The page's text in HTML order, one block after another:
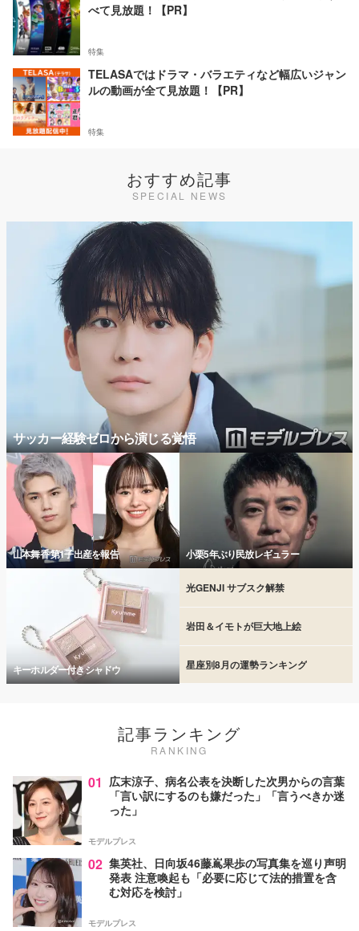
べて見放題！【PR】
特集
TELASAではドラマ・バラエティなど幅広いジャン
ルの動画が全て見放題！【PR】
特集
おすすめ記事
SPECIAL NEWS
サッカー経験ゼロから演じる覚悟
山本舞香 第1子出産を報告 小栗5年ぶり民放レギュラー
キーホルダー付きシャドウ
光GENJI サブスク解禁
岩田＆イモトが巨大地上絵
星座別8月の運勢ランキング
記事ランキング
RANKING
01 広末涼子、病名公表を決断した次男からの言葉
「言い訳にするのも嫌だった」「言うべきか迷
った」
モデルプレス
02 集英社、日向坂46藤嶌果歩の写真集を巡り声明
発表 注意喚起も「必要に応じて法的措置を含
む対応を検討」
モデルプレス